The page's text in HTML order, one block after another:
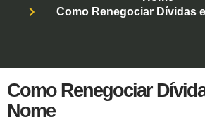
Como Renegociar Dívidas
Como Renegociar
Nome